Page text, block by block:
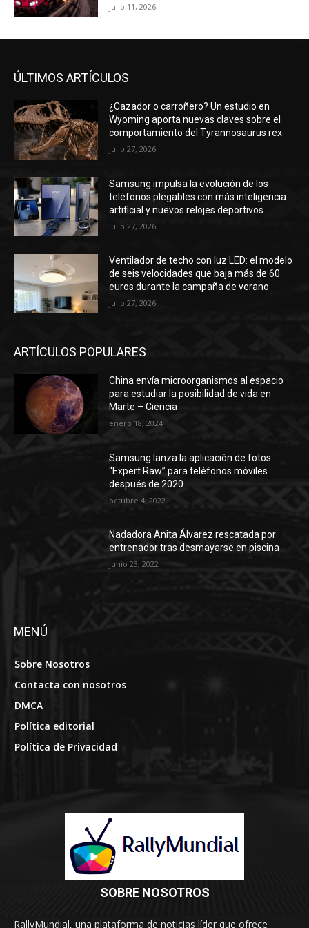
julio 11, 2026
ÚLTIMOS ARTÍCULOS
¿Cazador o carroñero? Un estudio en
Wyoming aporta nuevas claves sobre el
comportamiento del Tyrannosaurus rex
julio 27, 2026
Samsung impulsa la evolución de los
teléfonos plegables con más inteligencia
artificial y nuevos relojes deportivos
julio 27, 2026
Ventilador de techo con luz LED: el modelo
de seis velocidades que baja más de 60
euros durante la campaña de verano
julio 27, 2026
ARTÍCULOS POPULARES
China envía microorganismos al espacio
para estudiar la posibilidad de vida en
Marte – Ciencia
enero 18, 2024
Samsung lanza la aplicación de fotos
“Expert Raw” para teléfonos móviles
después de 2020
octubre 4, 2022
Nadadora Anita Álvarez rescatada por
entrenador tras desmayarse en piscina
junio 23, 2022
MENÚ
Sobre Nosotros
Contacta con nosotros
DMCA
Política editorial
Política de Privacidad
SOBRE NOSOTROS
RallyMundial, una plataforma de noticias líder que ofrece